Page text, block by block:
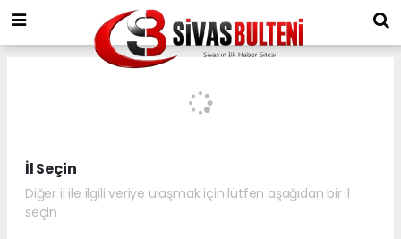
İl Seçin
Diğer il ile ilgili veriye ulaşmak için lütfen aşağıdan bir il
seçin